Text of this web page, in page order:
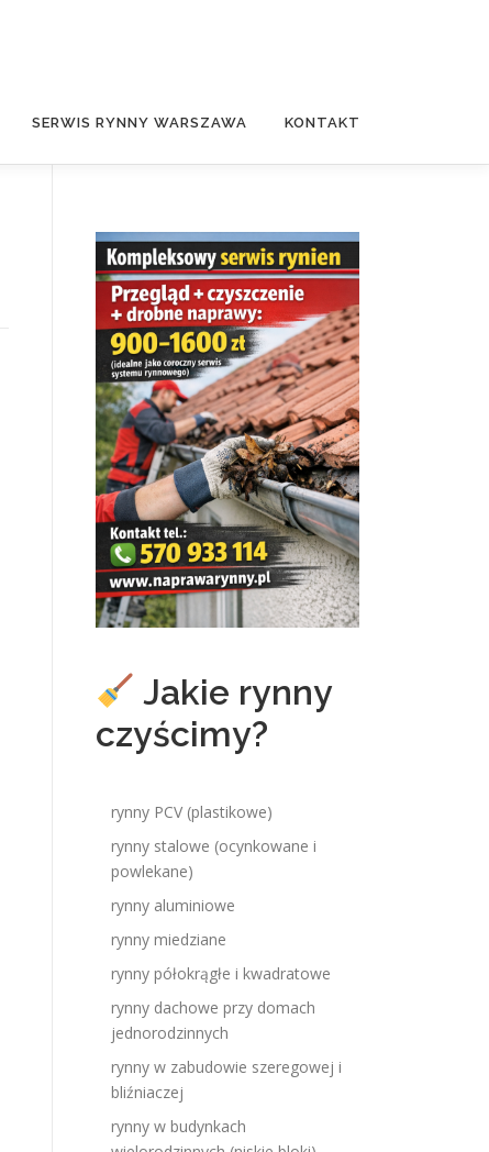
SERWIS RYNNY WARSZAWA KONTAKT
Jakie rynny
czyścimy?
rynny PCV (plastikowe)
rynny stalowe (ocynkowane i
powlekane)
rynny aluminiowe
rynny miedziane
rynny półokrągłe i kwadratowe
rynny dachowe przy domach
jednorodzinnych
rynny w zabudowie szeregowej i
bliźniaczej
rynny w budynkach